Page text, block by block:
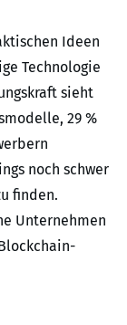
Ideen
Technologie
sieht
29 %
noch schwer
finden.
Unternehmen